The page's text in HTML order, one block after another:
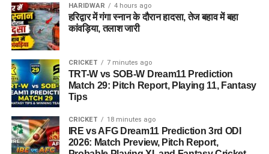
HARIDWAR 4 hours ago
हरिद्वार में गंगा स्नान के दौरान हादसा, तेज बहाव में बहा
कांवड़िया, तलाश जारी
CRICKET 7 minutes ago
TRT-W vs SOB-W Dream11 Prediction
Match 29: Pitch Report, Playing 11, Fantasy
Tips
CRICKET 18 minutes ago
IRE vs AFG Dream11 Prediction 3rd ODI
2026: Match Preview, Pitch Report,